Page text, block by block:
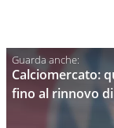
Calciomercato:
fino al rinnovo